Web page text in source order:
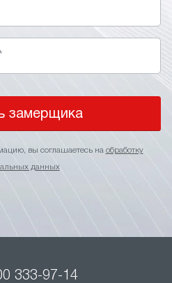
замерщика
вы соглашаетесь на обработку
данных
333-97-14